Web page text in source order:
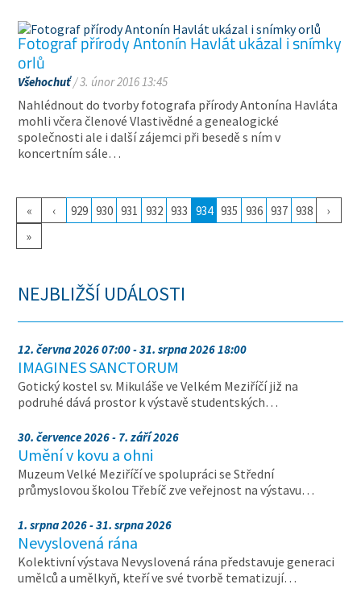
Fotograf přírody Antonín Havlát ukázal i snímky
orlů
Všehochuť/ 3. únor 2016 13:45
Nahlédnout do tvorby fotografa přírody Antonína Havláta
mohli včera členové Vlastivědné a genealogické
společnosti ale i další zájemci při besedě s ním v
koncertním sále…
« ‹ 929 930 931 932 933 934 935 936 937 938
›
»
NEJBLIŽŠÍ UDÁLOSTI
12. června 2026 07:00 - 31. srpna 2026 18:00
IMAGINES SANCTORUM
Gotický kostel sv. Mikuláše ve Velkém Meziříčí již na
podruhé dává prostor k výstavě studentských…
30. července 2026 - 7. září 2026
Umění v kovu a ohni
Muzeum Velké Meziříčí ve spolupráci se Střední
průmyslovou školou Třebíč zve veřejnost na výstavu…
1. srpna 2026 - 31. srpna 2026
Nevyslovená rána
Kolektivní výstava Nevyslovená rána představuje generaci
umělců a umělkyň, kteří ve své tvorbě tematizují…